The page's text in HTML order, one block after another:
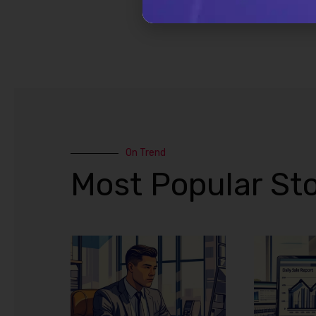
On Trend
Most Popular